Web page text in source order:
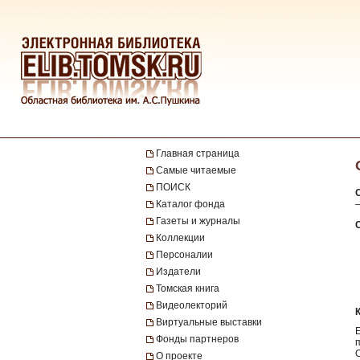
Главная страница
Самые читаемые
ПОИСК
Каталог фонда
Газеты и журналы
Коллекции
Персоналии
Издатели
Томская книга
Видеолекторий
Виртуальные выставки
Фонды партнеров
О проекте